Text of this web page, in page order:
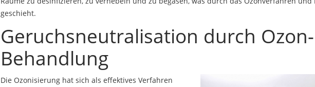
geschieht.
Geruchsneutralisation durch Ozon-
Behandlung
Die Ozonisierung hat sich als effektives Verfahren